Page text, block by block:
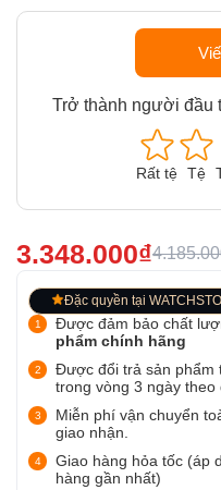
Trở thành người đầu
Rất tệ Tệ
3.348.000₫
Đặc quyền tại
Được đảm bảo chất
phẩm chính hãng
Được đổi trả sản phẩm
trong vòng 3 ngày theo
Miễn phí vận chuyển
giao nhận.
Giao hàng hỏa tốc (áp
hàng gần nhất)